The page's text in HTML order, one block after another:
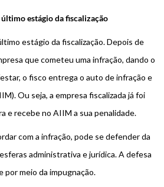
estágio da fiscalização
estágio da fiscalização. Depois de
que cometeu uma infração, dando o
o fisco entrega o auto de infração e
Ou seja, a empresa fiscalizada já foi
e recebe no AIIM a sua penalidade.
com a infração, pode se defender da
administrativa e jurídica. A defesa
por meio da impugnação.